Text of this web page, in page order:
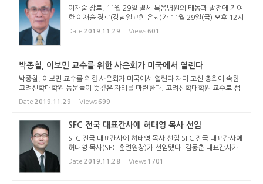
이재술 장로, 11월 29일 별세 복음병원의 태동과 발전에 기여
한 이재술 장로(강남일교회 은퇴)가 11월 29일(금) 오후 12시
경 별세했다. 파라과이 선교사를 지낸 이정건 선교사(KPM 멤
버케어원장)의 부친이다. 고 이재술 장로는 전영창 교장과 함
Date 2019.11.29 Views 601
박종칠, 이보민 교수를 위한 사은회가 미국에서 열린다
박종칠, 이보민 교수를 위한 사은회가 미국에서 열린다 재미 고신 총회에 속한
고려신학대학원 동문들이 뜻깊은 자리를 마련한다. 고려신학대학원 교수로 섬
겼던 박종칠 교수(교회사, 구약신학)와 이보민 교수(기독교 윤리학, 기독교 교
의학)를 위한 사은회를...
Date 2019.11.29 Views 699
SFC 전국 대표간사에 허태영 목사 선임
SFC 전국 대표간사에 허태영 목사 선임 SFC 전국 대표간사에
허태영 목사(SFC 훈련원장)가 선임됐다. 김동춘 대표간사가
서울제일교회(서울남부노회) 위임목사로 청빙받음에 따라 SF
C는 11월 22일(금) 회의를 열고 3배수 후보를 선출했으며, 총
Date 2019.11.28 Views 1701